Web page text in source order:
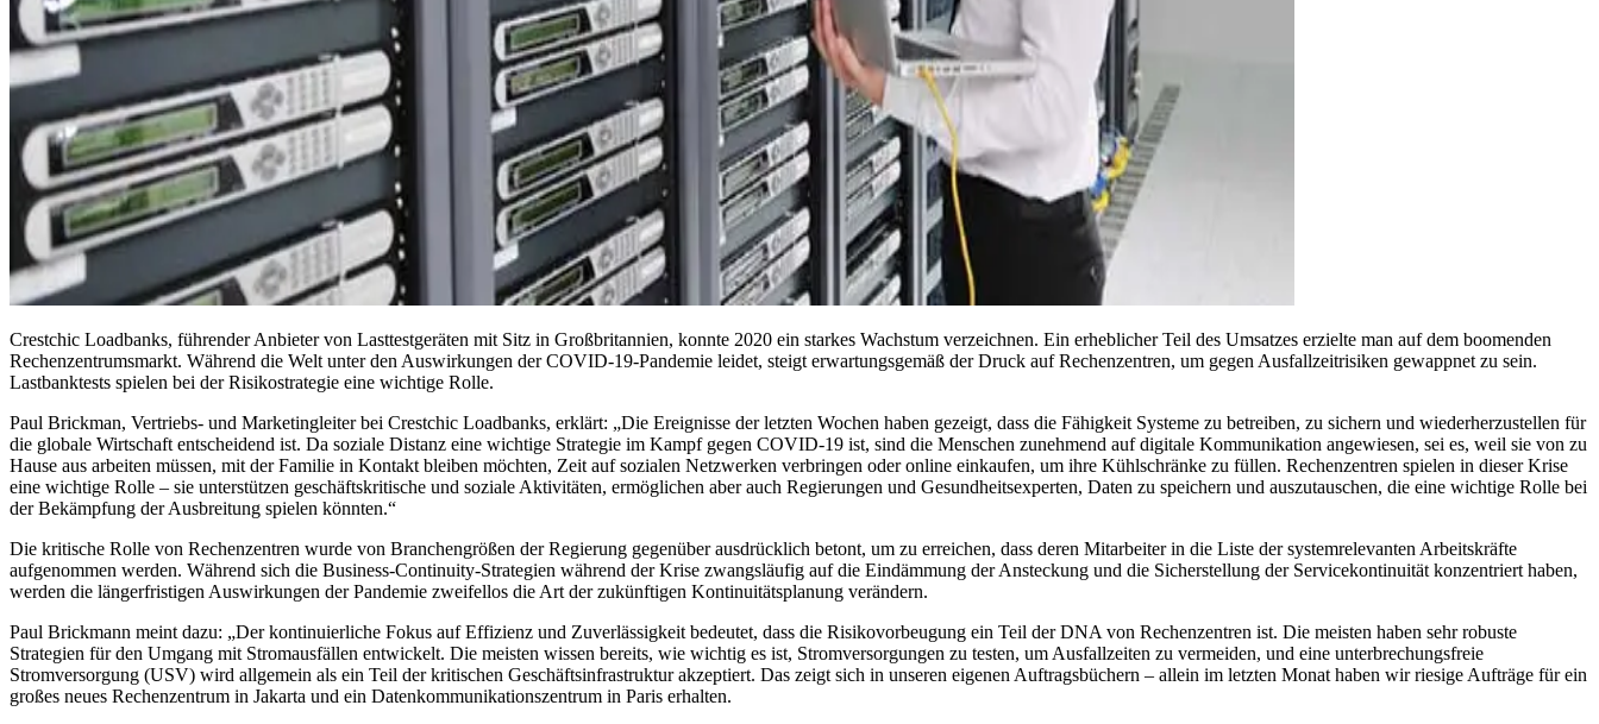
Crestchic Loadbanks, führender Anbieter von Lasttestgeräten mit Sitz in Großbritannien, konnte 2020 ein starkes Wachstum verzeichnen. Ein erheblicher Teil des Umsatzes erzielte man auf dem boomenden
Rechenzentrumsmarkt. Während die Welt unter den Auswirkungen der COVID-19-Pandemie leidet, steigt erwartungsgemäß der Druck auf Rechenzentren, um gegen Ausfallzeitrisiken gewappnet zu sein.
Lastbanktests spielen bei der Risikostrategie eine wichtige Rolle.
Paul Brickman, Vertriebs- und Marketingleiter bei Crestchic Loadbanks, erklärt: „Die Ereignisse der letzten Wochen haben gezeigt, dass die Fähigkeit Systeme zu betreiben, zu sichern und wiederherzustellen für
die globale Wirtschaft entscheidend ist. Da soziale Distanz eine wichtige Strategie im Kampf gegen COVID-19 ist, sind die Menschen zunehmend auf digitale Kommunikation angewiesen, sei es, weil sie von zu
Hause aus arbeiten müssen, mit der Familie in Kontakt bleiben möchten, Zeit auf sozialen Netzwerken verbringen oder online einkaufen, um ihre Kühlschränke zu füllen. Rechenzentren spielen in dieser Krise
eine wichtige Rolle – sie unterstützen geschäftskritische und soziale Aktivitäten, ermöglichen aber auch Regierungen und Gesundheitsexperten, Daten zu speichern und auszutauschen, die eine wichtige Rolle bei
der Bekämpfung der Ausbreitung spielen könnten.“
Die kritische Rolle von Rechenzentren wurde von Branchengrößen der Regierung gegenüber ausdrücklich betont, um zu erreichen, dass deren Mitarbeiter in die Liste der systemrelevanten Arbeitskräfte
aufgenommen werden. Während sich die Business-Continuity-Strategien während der Krise zwangsläufig auf die Eindämmung der Ansteckung und die Sicherstellung der Servicekontinuität konzentriert haben,
werden die längerfristigen Auswirkungen der Pandemie zweifellos die Art der zukünftigen Kontinuitätsplanung verändern.
Paul Brickmann meint dazu: „Der kontinuierliche Fokus auf Effizienz und Zuverlässigkeit bedeutet, dass die Risikovorbeugung ein Teil der DNA von Rechenzentren ist. Die meisten haben sehr robuste
Strategien für den Umgang mit Stromausfällen entwickelt. Die meisten wissen bereits, wie wichtig es ist, Stromversorgungen zu testen, um Ausfallzeiten zu vermeiden, und eine unterbrechungsfreie
Stromversorgung (USV) wird allgemein als ein Teil der kritischen Geschäftsinfrastruktur akzeptiert. Das zeigt sich in unseren eigenen Auftragsbüchern – allein im letzten Monat haben wir riesige Aufträge für ein
großes neues Rechenzentrum in Jakarta und ein Datenkommunikationszentrum in Paris erhalten.